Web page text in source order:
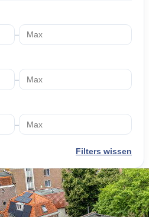
–
–
–
Filters wissen